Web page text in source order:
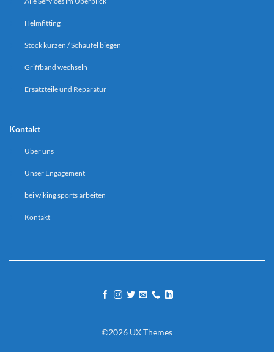
Helmfitting
Stock kürzen / Schaufel biegen
Griffband wechseln
Ersatzteile und Reparatur
Kontakt
Über uns
Unser Engagement
bei wiking sports arbeiten
Kontakt
©2026 UX Themes